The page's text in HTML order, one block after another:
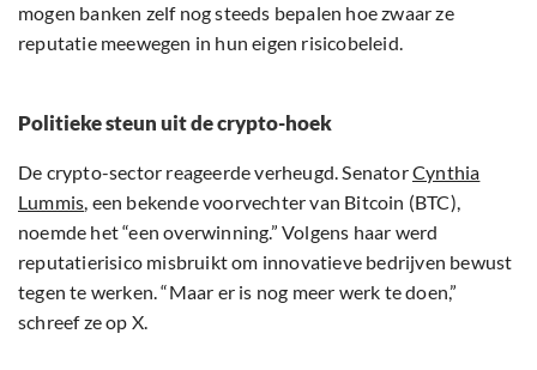
mogen banken zelf nog steeds bepalen hoe zwaar ze
reputatie meewegen in hun eigen risicobeleid.
Politieke steun uit de crypto-hoek
De crypto-sector reageerde verheugd. SenatorCynthia
Lummis, een bekende voorvechter van Bitcoin (BTC),
noemde het “een overwinning.” Volgens haar werd
reputatierisico misbruikt om innovatieve bedrijven bewust
tegen te werken. “Maar er is nog meer werk te doen,”
schreef ze op X.